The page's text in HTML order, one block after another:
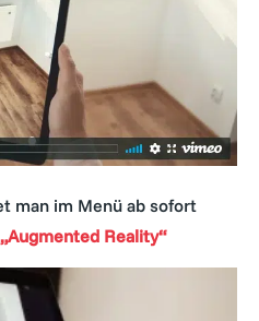
man im Menü ab sofort
„Augmented Reality“